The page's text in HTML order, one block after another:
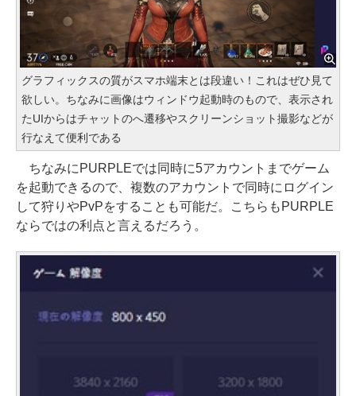
グラフィックスの質がスマホ端末とは段違い！これはぜひ見て
欲しい。ちなみに画像はウィンドウ起動時のもので、表示され
たUIからはチャットのへ遷移やスクリーンショット撮影などが
行なえて便利である
ちなみにPURPLEでは同時に5アカウントまでゲーム
を起動できるので、複数のアカウントで同時にログイン
して狩りやPvPをすることも可能だ。こちらもPURPLE
ならではの利点と言えるだろう。